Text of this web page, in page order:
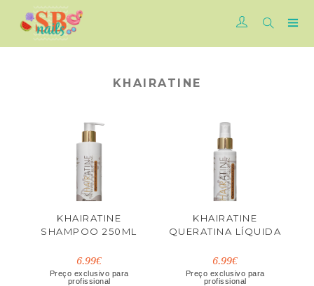
KHAIRATINE
KHAIRATINE
SHAMPOO 250ML
6.99€
Preço exclusivo para
profissional
KHAIRATINE
QUERATINA LÍQUIDA
6.99€
Preço exclusivo para
profissional